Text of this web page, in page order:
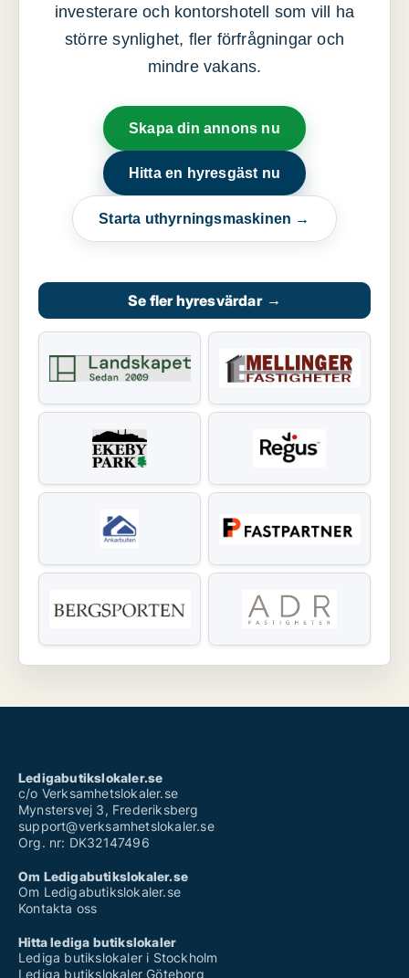
investerare och kontorshotell som vill ha
större synlighet, fler förfrågningar och
mindre vakans.
Skapa din annons nu
Hitta en hyresgäst nu
Starta uthyrningsmaskinen →
Se fler hyresvärdar →
Ledigabutikslokaler.se
c/o Verksamhetslokaler.se
Mynstersvej 3, Frederiksberg
support@verksamhetslokaler.se
Org. nr: DK32147496
Om Ledigabutikslokaler.se
Om Ledigabutikslokaler.se
Kontakta oss
Hitta lediga butikslokaler
Lediga butikslokaler i Stockholm
Lediga butikslokaler Göteborg